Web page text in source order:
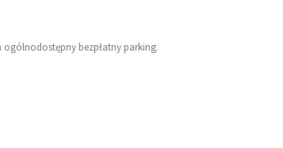
bezpłatny parking.